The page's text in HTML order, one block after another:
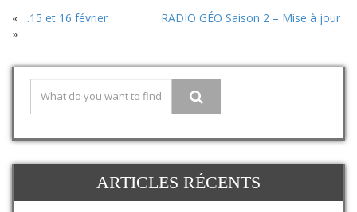
« …15 et 16 février
RADIO GÉO Saison 2 – Mise à jour
»
ARTICLES RÉCENTS